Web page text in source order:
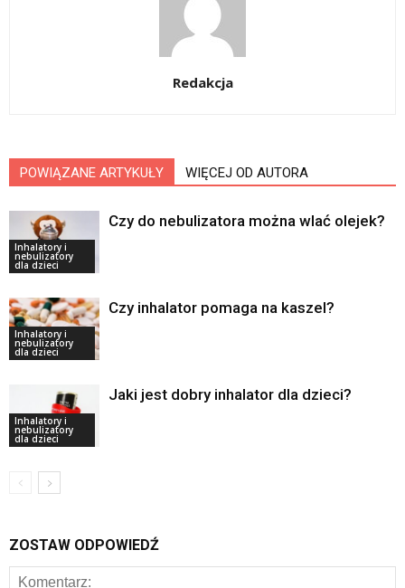
Redakcja
POWIĄZANE ARTYKUŁY WIĘCEJ OD AUTORA
Inhalatory i
nebulizatory
dla dzieci
Czy do nebulizatora można wlać olejek?
Inhalatory i
nebulizatory
dla dzieci
Czy inhalator pomaga na kaszel?
Inhalatory i
nebulizatory
dla dzieci
Jaki jest dobry inhalator dla dzieci?
ZOSTAW ODPOWIEDŹ